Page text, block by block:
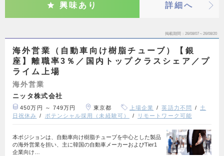
興味あり 詳細へ
掲載期間 26/08/07～26/08/20
海外営業（自動車向け樹脂チューブ）【銀
座】離職率3％／国内トップクラスシェア／プ
ライム上場
海外営業
ニッタ株式会社
450万円 ～ 749万円 東京都 上場企業 英語力不問
土
日祝休み
ポテンシャル採用（未経験可） リモートワーク可能
本ポジションは、自動車向け樹脂チューブを中心とした製品
の海外営業を担い、主に韓国の自動車メーカーおよびTier1
企業向け…